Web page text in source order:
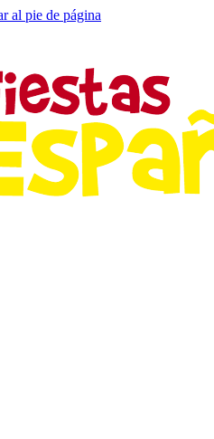
al pie de página